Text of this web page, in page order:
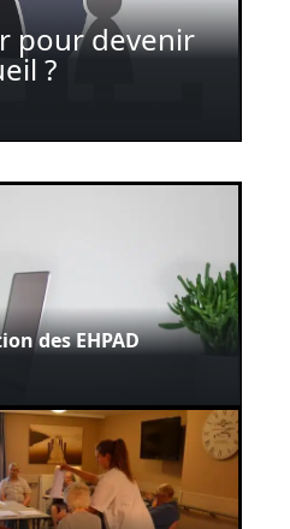
pour devenir
?
des EHPAD